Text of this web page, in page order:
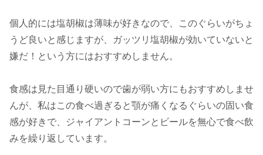
個人的には塩胡椒は薄味が好きなので、このぐらいがちょ
うど良いと感じますが、ガッツリ塩胡椒が効いていないと
嫌だ！という方にはおすすめしません。
食感は見た目通り硬いので歯が弱い方にもおすすめしませ
んが、私はこの食べ過ぎると顎が痛くなるぐらいの固い食
感が好きで、ジャイアントコーンとビールを無心で食べ飲
みを繰り返しています。